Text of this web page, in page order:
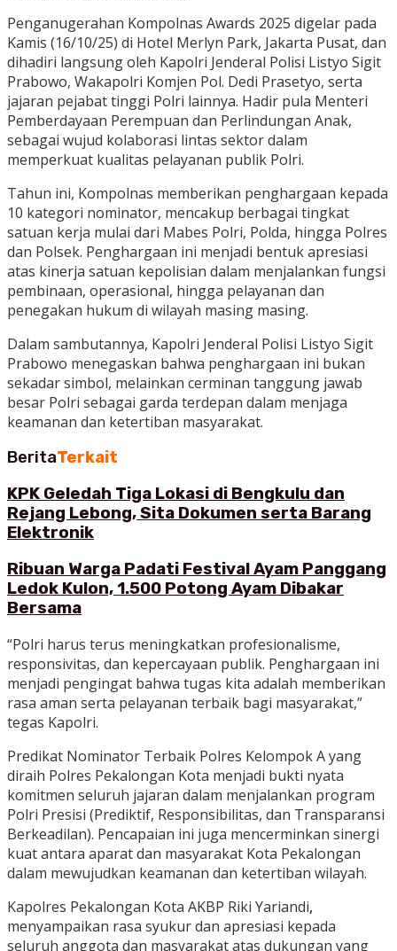
Penganugerahan Kompolnas Awards 2025 digelar pada
Kamis (16/10/25) di Hotel Merlyn Park, Jakarta Pusat, dan
dihadiri langsung oleh Kapolri Jenderal Polisi Listyo Sigit
Prabowo, Wakapolri Komjen Pol. Dedi Prasetyo, serta
jajaran pejabat tinggi Polri lainnya. Hadir pula Menteri
Pemberdayaan Perempuan dan Perlindungan Anak,
sebagai wujud kolaborasi lintas sektor dalam
memperkuat kualitas pelayanan publik Polri.
Tahun ini, Kompolnas memberikan penghargaan kepada
10 kategori nominator, mencakup berbagai tingkat
satuan kerja mulai dari Mabes Polri, Polda, hingga Polres
dan Polsek. Penghargaan ini menjadi bentuk apresiasi
atas kinerja satuan kepolisian dalam menjalankan fungsi
pembinaan, operasional, hingga pelayanan dan
penegakan hukum di wilayah masing masing.
Dalam sambutannya, Kapolri Jenderal Polisi Listyo Sigit
Prabowo menegaskan bahwa penghargaan ini bukan
sekadar simbol, melainkan cerminan tanggung jawab
besar Polri sebagai garda terdepan dalam menjaga
keamanan dan ketertiban masyarakat.
BeritaTerkait
KPK Geledah Tiga Lokasi di Bengkulu dan
Rejang Lebong, Sita Dokumen serta Barang
Elektronik
Ribuan Warga Padati Festival Ayam Panggang
Ledok Kulon, 1.500 Potong Ayam Dibakar
Bersama
“Polri harus terus meningkatkan profesionalisme,
responsivitas, dan kepercayaan publik. Penghargaan ini
menjadi pengingat bahwa tugas kita adalah memberikan
rasa aman serta pelayanan terbaik bagi masyarakat,”
tegas Kapolri.
Predikat Nominator Terbaik Polres Kelompok A yang
diraih Polres Pekalongan Kota menjadi bukti nyata
komitmen seluruh jajaran dalam menjalankan program
Polri Presisi (Prediktif, Responsibilitas, dan Transparansi
Berkeadilan). Pencapaian ini juga mencerminkan sinergi
kuat antara aparat dan masyarakat Kota Pekalongan
dalam mewujudkan keamanan dan ketertiban wilayah.
Kapolres Pekalongan Kota AKBP Riki Yariandi,
menyampaikan rasa syukur dan apresiasi kepada
seluruh anggota dan masyarakat atas dukungan yang